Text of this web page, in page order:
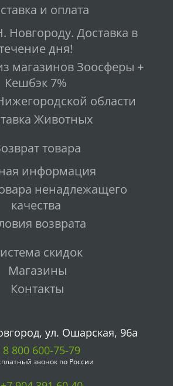
и оплата
Новгороду. Доставка в
дня!
магазинов Зоосферы +
Кешбэк 7%
области
Животных
товара
информация
ненадлежащего
качества
возврата
скидок
Магазины
Контакты
ул. Ошарская, 96а
8 800 600-75-79
звонок по России